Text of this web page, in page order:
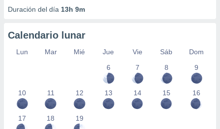
Duración del día 13h 9m
Calendario lunar
Lun Mar Mié Jue Vie Sáb
Dom
6
7 8 9
10 11 12 13 14 15 16
17 18 19